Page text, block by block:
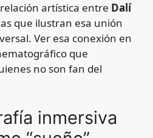
artística entre Dalí
que ilustran esa unión
Ver esa conexión en
que
no son fan del
inmersiva